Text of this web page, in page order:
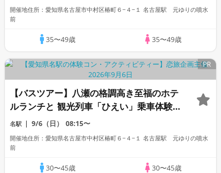
開催地住所：愛知県名古屋市中村区椿町６−４−１ 名古屋駅 元ゆりの噴水
前
35〜49歳 35〜49歳
PR
【バスツアー】八瀬の格調高き至福のホテ
ルランチと 観光列車「ひえい」乗車体験
＆東山散策
名駅 9/6（日） 08:15〜
開催地住所：愛知県名古屋市中村区椿町６−４−１ 名古屋駅 元ゆりの噴水
前
30〜45歳 30〜45歳